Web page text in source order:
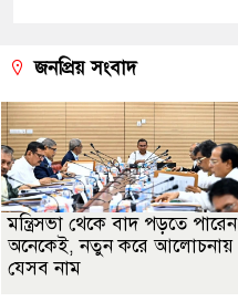
জনপ্রিয় সংবাদ
মন্ত্রিসভা থেকে বাদ পড়তে পারেন
অনেকেই, নতুন করে আলোচনায়
যেসব নাম